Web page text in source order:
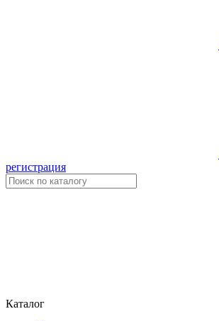
регистрация
Каталог